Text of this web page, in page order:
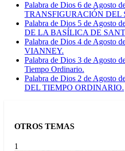
Palabra de Dios 6 de Agosto
TRANSFIGURACIÓN DEL
Palabra de Dios 5 de Agosto
DE LA BASÍLICA DE
Palabra de Dios 4 de Agosto
VIANNEY.
Palabra de Dios 3 de Agosto
Tiempo Ordinario.
Palabra de Dios 2 de Agosto
DEL TIEMPO ORDINARIO.
OTROS TEMAS
1